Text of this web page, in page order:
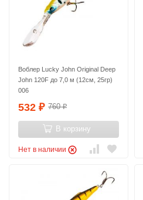
Воблер Lucky John Original Deep
John 120F до 7,0 м (12см, 25гр)
006
532 ₽ 760₽
В корзину
Нет в наличии